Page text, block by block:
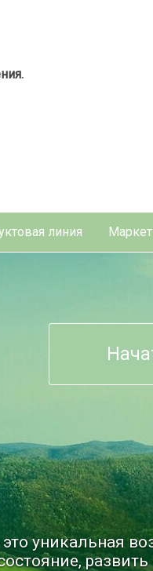
линия
уникальная